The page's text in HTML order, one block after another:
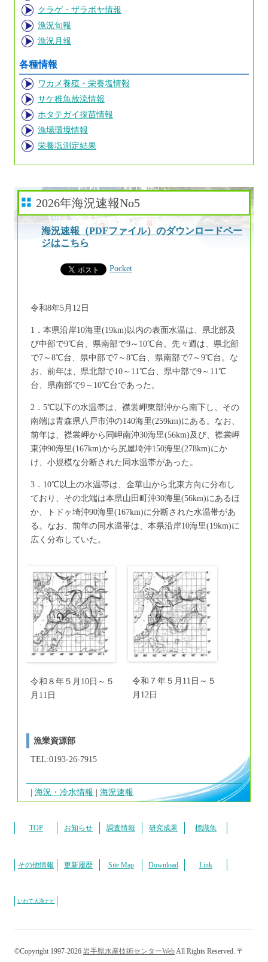
クラゲ・ザラボヤ情報
漁況旬報
漁況月報
各種情報
ワカメ養殖・栄養塩情報
サケ稚魚放流情報
ホタテガイ採苗情報
漁場環境情報
栄養塩測定結果
2026年海況速報No5
海況速報（PDFファイル）のダウンロードペー
ジはこちら
Pocket
令和8年5月12日
1．本県沿岸10海里(19km)以内の表面水温は、県北部及
び中部で9℃台、県南部で9～10℃台。先々週は、県北部
で7～8℃台、県中部で7～8℃台、県南部で7～9℃台。な
お、前年は、県北部で10～11℃台、県中部で9～11℃
台、県南部で9～10℃台であった。
2．5℃以下の水温帯は、襟裳岬東部沖から南下し、その
南端は青森県八戸市沖の140海里(259km)にある。なお、
前年は、襟裳岬から同岬南沖30海里(56km)及び、襟裳岬
東沖90海里(167km)から尻屋埼沖150海里(278km)にか
け、小規模な分断された同水温帯があった。
3．10℃以上の水温帯は、金華山から北東方向に分布し
ており、その北端は本県山田町沖30海里(56km)にあるほ
か、トドヶ埼沖90海里(167km)に分断された水温帯があ
る。なお、前年の同水温帯は、本県沿岸10海里(19km)に
広く分布していた。
令和８年５月10日～５
月11日
令和７年５月11日～５
月12日
漁業資源部
TEL:0193-26-7915
海況・冷水情報 海況速報
TOP お知らせ 調査情報 研究成果 標識魚
その他情報 更新履歴 Site Map Download Link
いわて大漁ナビ
©Copyright 1997-2026 岩手県水産技術センターWebAll Rights Reserved. 〒